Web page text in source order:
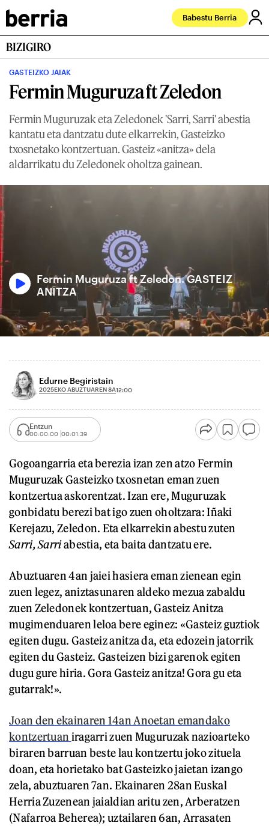
Babestu Berria
BIZIGIRO
GASTEIZKO JAIAK
Fermin Muguruza ft Zeledon
Fermin Muguruzak eta Zeledonek 'Sarri, Sarri' abestia
kantatu eta dantzatu dute elkarrekin, Gasteizko
txosnetako kontzertuan. Gasteiz «anitza» dela
aldarrikatu du Zeledonek oholtza gainean.
Fermin Muguruza ft Zeledon. GASTEIZ
ANITZA
Edurne Begiristain
2025EKO ABUZTUAREN 8A12:00
Entzun
00:00:00 00:01:39
Gogoangarria eta berezia izan zen atzo Fermin
Muguruzak Gasteizko txosnetan eman zuen
kontzertua askorentzat. Izan ere, Muguruzak
gonbidatu berezi bat igo zuen oholtzara: Iñaki
Kerejazu, Zeledon. Eta elkarrekin abestu zuten
Sarri, Sarriabestia, eta baita dantzatu ere.
Abuztuaren 4an jaiei hasiera eman zienean egin
zuen legez, aniztasunaren aldeko mezua zabaldu
zuen Zeledonek kontzertuan, Gasteiz Anitza
mugimenduaren leloa bere eginez: «Gasteiz guztiok
egiten dugu. Gasteiz anitza da, eta edozein jatorrik
egiten du Gasteiz. Gasteizen bizi garenok egiten
dugu gure hiria. Gora Gasteiz anitza! Gora gu eta
gutarrak!».
Joan den ekainaren 14an Anoetan emandako
kontzertuan iragarri zuen Muguruzak nazioarteko
biraren barruan beste lau kontzertu joko zituela
doan, eta horietako bat Gasteizko jaietan izango
zela, abuztuaren 7an. Ekainaren 28an Euskal
Herria Zuzenean jaialdian aritu zen, Arberatzen
(Nafarroa Beherea); uztailaren 6an, Arrasaten